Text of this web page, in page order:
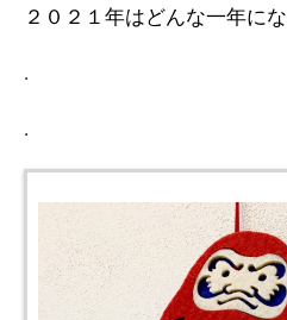
２０２１年はどんな一年に
.
.